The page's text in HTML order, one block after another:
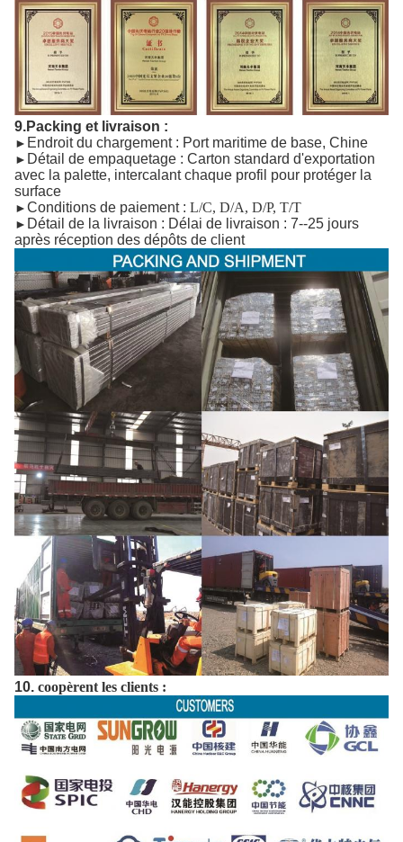
9.Packing et livraison :
► Endroit du chargement : Port maritime de base, Chine
► Détail de empaquetage : Carton standard d'exportation
avec la palette, intercalant chaque profil pour protéger la
surface
► Conditions de paiement : L/C, D/A, D/P, T/T
► Détail de la livraison : Délai de livraison : 7--25 jours
après réception des dépôts de client
10. coopèrent les clients :